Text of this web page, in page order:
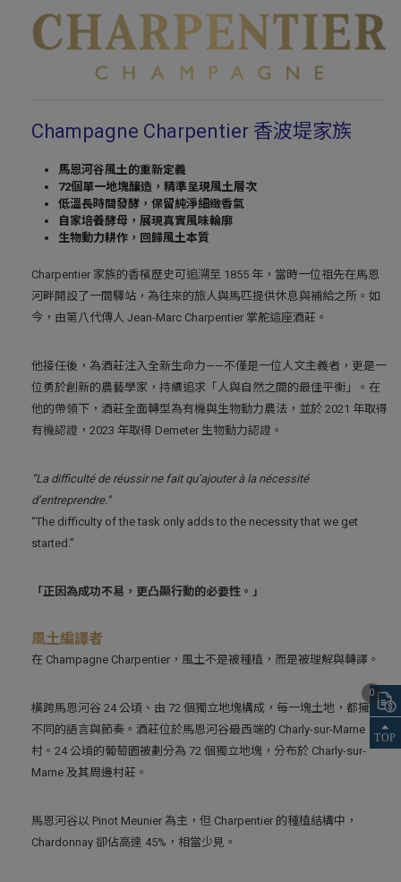
Champagne Charpentier 香波堤家族
馬恩河谷風土的重新定義
72個單一地塊釀造，精準呈現風土層次
低溫長時間發酵，保留純淨細緻香氣
自家培養酵母，展現真實風味輪廓
生物動力耕作，回歸風土本質
Charpentier 家族的香檳歷史可追溯至 1855 年，當時一位祖先在馬恩
河畔開設了一間驛站，為往來的旅人與馬匹提供休息與補給之所。如
今，由第八代傳人 Jean-Marc Charpentier 掌舵這座酒莊。
他接任後，為酒莊注入全新生命力——不僅是一位人文主義者，更是一
位勇於創新的農藝學家，持續追求「人與自然之間的最佳平衡」。在
他的帶領下，酒莊全面轉型為有機與生物動力農法，並於 2021 年取得
有機認證，2023 年取得 Demeter 生物動力認證。
“La difficulté de réussir ne fait qu’ajouter à la nécessité
d’entreprendre.”
“The difficulty of the task only adds to the necessity that we get
started.”
「正因為成功不易，更凸顯行動的必要性。」
風土編譯者
在 Champagne Charpentier，風土不是被種植，而是被理解與轉譯。
橫跨馬恩河谷 24 公頃、由 72 個獨立地塊構成，每一塊土地，都擁有
不同的語言與節奏。酒莊位於馬恩河谷最西端的 Charly-sur-Marne
村。24 公頃的葡萄園被劃分為 72 個獨立地塊，分布於 Charly-sur-
Marne 及其周邊村莊。
馬恩河谷以 Pinot Meunier 為主，但 Charpentier 的種植結構中，
Chardonnay 卻佔高達 45%，相當少見。
0